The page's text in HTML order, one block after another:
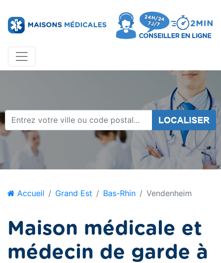
LOCALISER
Accueil Grand Est Bas-Rhin Vendenheim
Maison médicale et
médecin de garde à